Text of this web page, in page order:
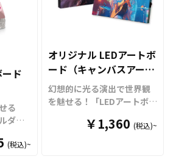
様
ーテ
ツチ
広い
えて
には
だく
とし
を
印刷
やグ
ロゴ
天然
る木
ふれ
。
」
てお
由な
す。
類を
なアクリルヘアクリップ
（前髪クリップ）です。サ
わせたダイカット加工に対
応しており、オリジナリテ
ィあふれるグッズ制作が可
能です。 クリップパーツは
「金属製」と「樹脂製」の2
リップとして使用するのは
ド
る
ダ
ま
(税込)~
オリジナル LEDアートボ
ード（キャンバスアー
ト）
幻想的に光る演出で世界観
を魅せる！「LEDアートボ
ト）」をお客様のオリジナ
￥1,360 (税込)~